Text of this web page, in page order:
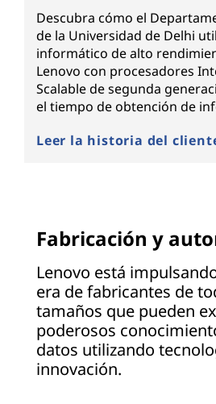
Descubra cómo el
de la Universidad de Delhi
informático de alto
Lenovo con procesadores
Scalable de segunda
el tiempo de obtención de
Leer la historia del
Fabricación y
Lenovo está
era de fabricantes de
tamaños que pueden
poderosos
datos utilizando
innovación.